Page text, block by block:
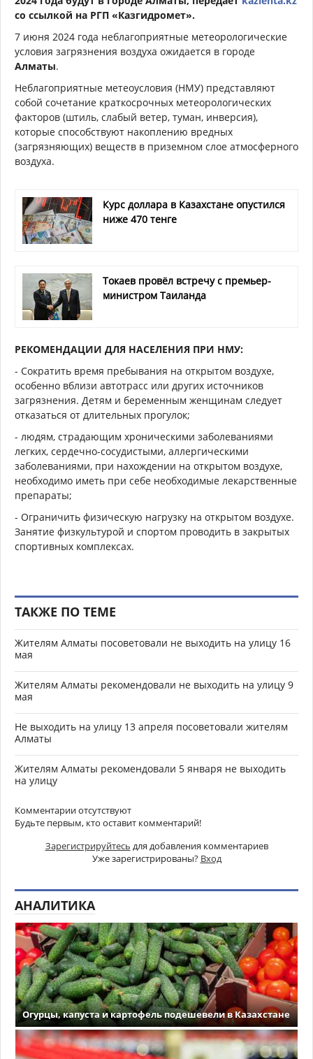
со ссылкой на РГП «Казгидромет».
7 июня 2024 года неблагоприятные метеорологические
условия загрязнения воздуха ожидается в городе
Алматы.
Неблагоприятные метеоусловия (НМУ) представляют
собой сочетание краткосрочных метеорологических
факторов (штиль, слабый ветер, туман, инверсия),
которые способствуют накоплению вредных
(загрязняющих) веществ в приземном слое атмосферного
воздуха.
Курс доллара в Казахстане опустился
ниже 470 тенге
Токаев провёл встречу с премьер-
министром Таиланда
РЕКОМЕНДАЦИИ ДЛЯ НАСЕЛЕНИЯ ПРИ НМУ:
- Сократить время пребывания на открытом воздухе,
особенно вблизи автотрасс или других источников
загрязнения. Детям и беременным женщинам следует
отказаться от длительных прогулок;
- людям, страдающим хроническими заболеваниями
легких, сердечно-сосудистыми, аллергическими
заболеваниями, при нахождении на открытом воздухе,
необходимо иметь при себе необходимые лекарственные
препараты;
- Ограничить физическую нагрузку на открытом воздухе.
Занятие физкультурой и спортом проводить в закрытых
спортивных комплексах.
ТАКЖЕ ПО ТЕМЕ
Жителям Алматы посоветовали не выходить на улицу 16
мая
Жителям Алматы рекомендовали не выходить на улицу 9
мая
Не выходить на улицу 13 апреля посоветовали жителям
Алматы
Жителям Алматы рекомендовали 5 января не выходить
на улицу
Комментарии отсутствуют
Будьте первым, кто оставит комментарий!
Зарегистрируйтесь для добавления комментариев
Уже зарегистрированы? Вход
АНАЛИТИКА
Огурцы, капуста и картофель подешевели в Казахстане